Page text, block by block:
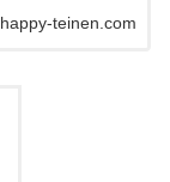
happy-teinen.com